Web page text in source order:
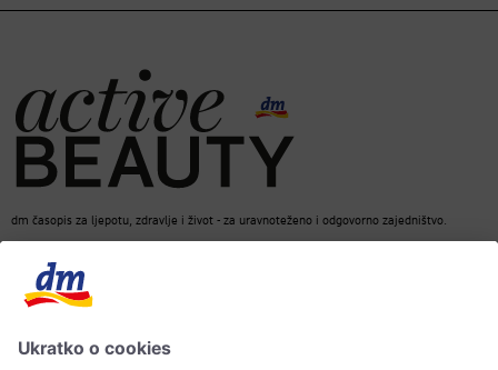
dm časopis za ljepotu, zdravlje i život - za uravnoteženo i odgovorno zajedništvo.